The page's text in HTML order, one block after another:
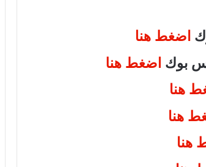
اضغط هنا
بوك اضغط هنا
هنا
هنا
هنا